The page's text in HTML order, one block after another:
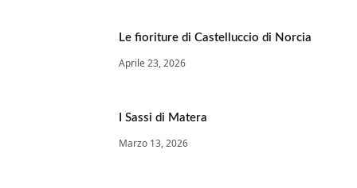
Le fioriture di Castelluccio di Norcia
Aprile 23, 2026
I Sassi di Matera
Marzo 13, 2026